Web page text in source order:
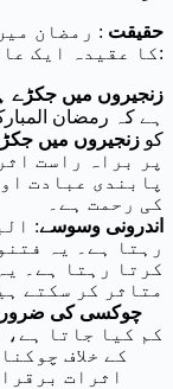
حقیقت : رمضان
کا عقیدہ ایک عام غلط فہمی ہے۔ آئیے واضح کرتے ہیں:
زنجیروں میں جکڑے
ہے کہ رمضان
کو زنجیروں میں جکڑ
پر براہ راست
پابندی عبادت
کی رحمت ہے۔
اندرونی وسوسے:
رہتا ہے۔ یہ
کرتا رہتا ہے۔
متاثر کر سکتے
چوکسی کی
کم کیا جاتا ہے،
کے خلاف
اثرات